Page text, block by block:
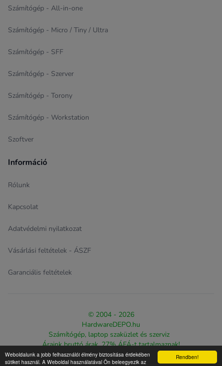
Rendben!
Weboldalunk a jobb felhasználói élmény biztosítása érdekében
sütiket használ. A Weboldal használatával Ön beleegyezik az
Számítógép - All-in-one
Számítógép - Micro / Tiny / Ultra
Számítógép - SFF
Számítógép - Szerver
Számítógép - Torony
Számítógép - Workstation
Szoftver
Információ
Rólunk
Kapcsolat
Adatvédelmi nyilatkozat
Vásárlási feltételek - ÁSZF
Garanciális feltételek
© 2004 - 2026
HardwareDEPO.hu
Számítógép, laptop szaküzlet és szerviz
Áraink bruttó árak, 27% ÁFÁ-t tartalmaznak!
Design & eCommerce solution proudly created byThe Web